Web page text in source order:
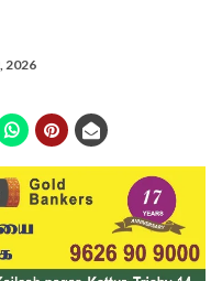
2026